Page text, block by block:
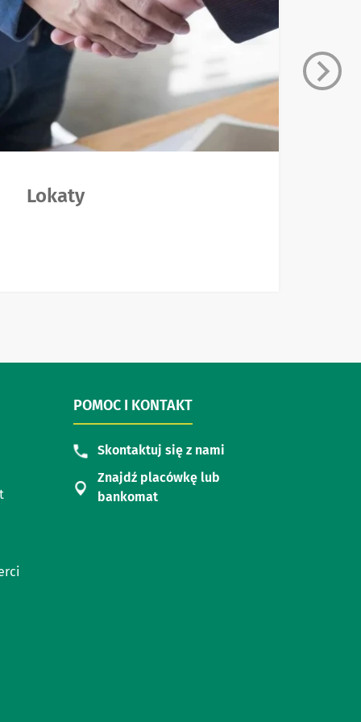
Lokaty
POMOC I KONTAKT
Skontaktuj się z nami
Znajdź placówkę lub
bankomat